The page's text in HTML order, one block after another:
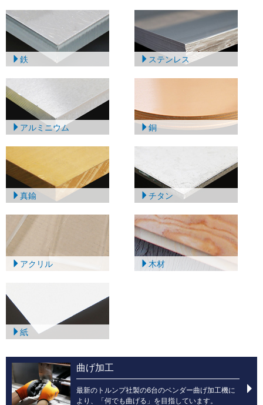
鉄 ステンレス
アルミニウム 銅
真鍮 チタン
アクリル 木材
紙
曲げ加工
最新のトルンプ社製の6台のベンダー曲げ加工機に
より、「何でも曲げる」を目指しています。